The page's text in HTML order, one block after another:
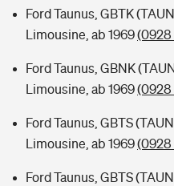
Ford Taunus, GBTK
Limousine, ab 1969(0928
Ford Taunus, GBNK
Limousine, ab 1969
Ford Taunus, GBTS
Limousine, ab 1969(0928
Ford Taunus, GBTS